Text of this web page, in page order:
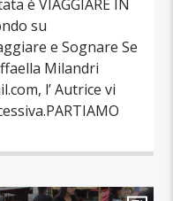
è VIAGGIARE IN
su
e Sognare Se
Milandri
l’ Autrice vi